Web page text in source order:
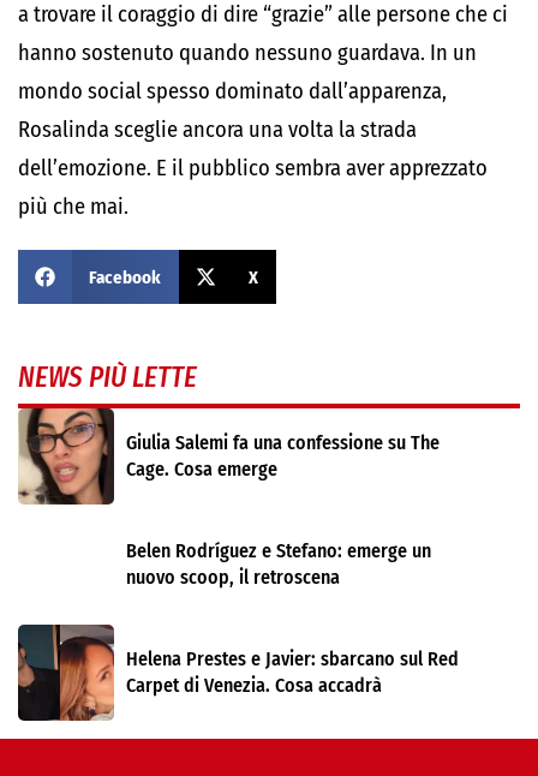
a trovare il coraggio di dire “grazie” alle persone che ci
hanno sostenuto quando nessuno guardava. In un
mondo social spesso dominato dall’apparenza,
Rosalinda sceglie ancora una volta la strada
dell’emozione. E il pubblico sembra aver apprezzato
più che mai.
Facebook X
NEWS PIÙ LETTE
Giulia Salemi fa una confessione su The
Cage. Cosa emerge
Belen Rodríguez e Stefano: emerge un
nuovo scoop, il retroscena
Helena Prestes e Javier: sbarcano sul Red
Carpet di Venezia. Cosa accadrà